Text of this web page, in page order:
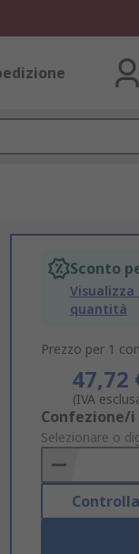
Sconto
quantità
Prezzo per 1
47,72
(IVA
Add
to
Basket
Confezione/i
Selezionare o